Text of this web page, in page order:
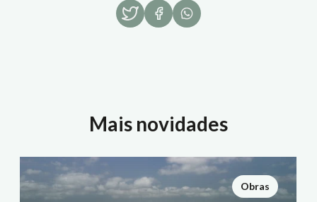
Mais novidades
Obras